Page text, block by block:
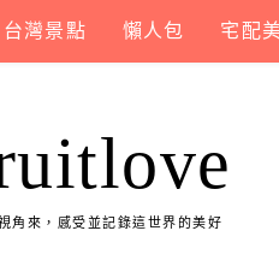
台灣景點 懶人包 宅配
角來，感受並記錄這世界的美好